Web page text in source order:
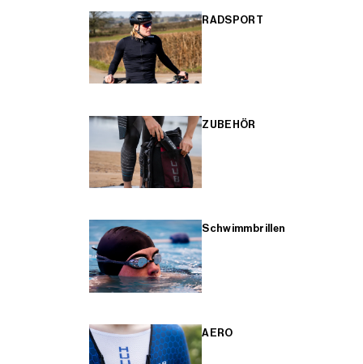
RADSPORT
ZUBEHÖR
Schwimmbrillen
AERO